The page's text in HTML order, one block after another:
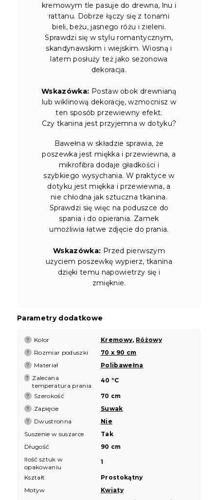
kremowym tle pasuje do drewna, lnu i
rattanu. Dobrze łączy się z tonami
bieli, beżu, jasnego różu i zieleni.
Sprawdzi się w stylu romantycznym,
skandynawskim i wiejskim. Wiosną i
latem posłuży też jako sezonowa
dekoracja.
Wskazówka: Postaw obok drewnianą
lub wiklinową dekorację, wzmocnisz w
ten sposób przewiewny efekt.
Czy tkanina jest przyjemna w dotyku?
Bawełna w składzie sprawia, że
poszewka jest miękka i przewiewna, a
mikrofibra dodaje gładkości i
szybkiego wysychania. W praktyce w
dotyku jest miękka i przewiewna, a
nie chłodna jak sztuczna tkanina.
Sprawdzi się więc na poduszce do
spania i do opierania. Zamek
umożliwia łatwe zdjęcie do prania.
Wskazówka: Przed pierwszym
użyciem poszewkę wypierz, tkanina
dzięki temu napowietrzy się i
zmięknie.
Parametry dodatkowe
? Kolor Kremowy, Różowy
? Rozmiar poduszki 70 x 90 cm
? Materiał Polibawełna
?
Zalecana
temperatura prania
40 °C
? Szerokość 70 cm
? Zapięcie Suwak
? Dwustronna
Nie
Suszenie w suszarce
Tak
Długość
90 cm
Ilość sztuk w
opakowaniu
1
Kształt
Prostokątny
Motyw
Kwiaty